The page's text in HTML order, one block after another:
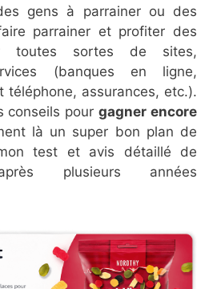
gens à parrainer ou des
parrainer et profiter des
toutes sortes de sites,
(banques en ligne,
téléphone, assurances, etc.).
conseils pourgagner encore
là un super bon plan de
test et avis détaillé de
après plusieurs années